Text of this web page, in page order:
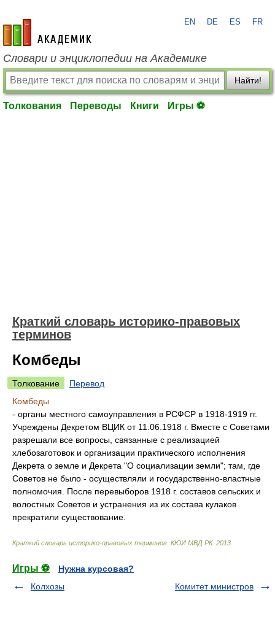
academic.ru
EN DE ES FR
Словари и энциклопедии на Академике
Найти!
Толкования Переводы Книги Игры ⚽
Краткий словарь историко-правовых
терминов
Комбеды
Толкование
Перевод
Комбеды
- органы местного самоуправления в РСФСР в 1918-1919 гг.
Учреждены Декретом ВЦИК от 11.06.1918 г. Вместе с Советами
разрешали все вопросы, связанные с реализацией
хлебозаготовок и организации практического исполнения
Декрета о земле и Декрета "О социализации земли"; там, где
Советов не было - осуществляли и государственно-властные
полномочия. После перевыборов 1918 г. составов сельских и
волостных Советов и устранения из их состава кулаков
прекратили существование.
Краткий словарь историко-правовых терминов КЮИ МВД РК. 2013
Игры ⚽
Нужна курсовая?
Колхозы
Комитет министров